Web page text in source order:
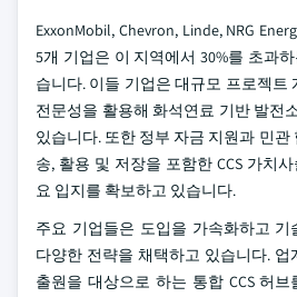
ExxonMobil, Chevron, Linde, NRG
5개 기업은 이 지역에서 30%를 초과
습니다. 이들 기업은 대규모 프로젝트
전문성을 활용해 화석연료 기반 발전
있습니다. 또한 정부 자금 지원과 민관
송, 활용 및 저장을 포함한 CCS 가치
요 입지를 확보하고 있습니다.
주요 기업들은 도입을 가속화하고
다양한 전략을 채택하고 있습니다. 업
출원을 대상으로 하는 통합 CCS 허